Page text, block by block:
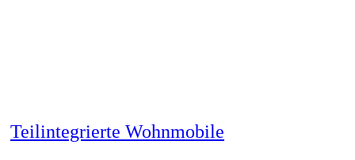
Teilintegrierte Wohnmobile